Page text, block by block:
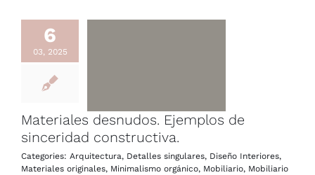
6
03, 2025
Materiales desnudos. Ejemplos de
sinceridad constructiva.
Categories: Arquitectura, Detalles singulares, Diseño Interiores,
Materiales originales, Minimalismo orgánico, Mobiliario, Mobiliario